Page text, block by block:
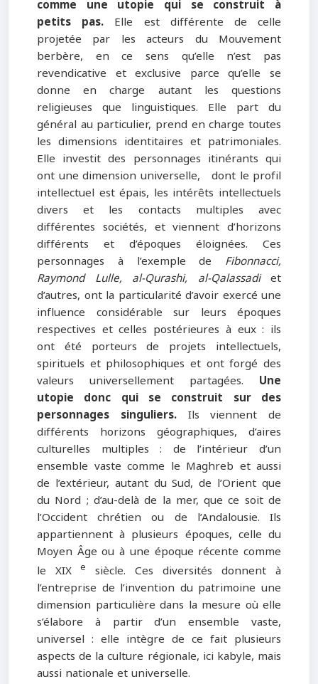
comme une utopie qui se construit à
petits pas. Elle est différente de celle
projetée par les acteurs du Mouvement
berbère, en ce sens qu’elle n’est pas
revendicative et exclusive parce qu’elle se
donne en charge autant les questions
religieuses que linguistiques. Elle part du
général au particulier, prend en charge toutes
les dimensions identitaires et patrimoniales.
Elle investit des personnages itinérants qui
ont une dimension universelle, dont le profil
intellectuel est épais, les intérêts intellectuels
divers et les contacts multiples avec
différentes sociétés, et viennent d’horizons
différents et d’époques éloignées. Ces
personnages à l’exemple de Fibonnacci,
Raymond Lulle, al-Qurashi, al-Qalassadi et
d’autres, ont la particularité d’avoir exercé une
influence considérable sur leurs époques
respectives et celles postérieures à eux : ils
ont été porteurs de projets intellectuels,
spirituels et philosophiques et ont forgé des
valeurs universellement partagées. Une
utopie donc qui se construit sur des
personnages singuliers.Ils viennent de
différents horizons géographiques, d’aires
culturelles multiples : de l’intérieur d’un
ensemble vaste comme le Maghreb et aussi
de l’extérieur, autant du Sud, de l’Orient que
du Nord ; d’au-delà de la mer, que ce soit de
l’Occident chrétien ou de l’Andalousie. Ils
appartiennent à plusieurs époques, celle du
Moyen Âge ou à une époque récente comme
le XIX e siècle. Ces diversités donnent à
l’entreprise de l’invention du patrimoine une
dimension particulière dans la mesure où elle
s’élabore à partir d’un ensemble vaste,
universel : elle intègre de ce fait plusieurs
aspects de la culture régionale, ici kabyle, mais
aussi nationale et universelle.